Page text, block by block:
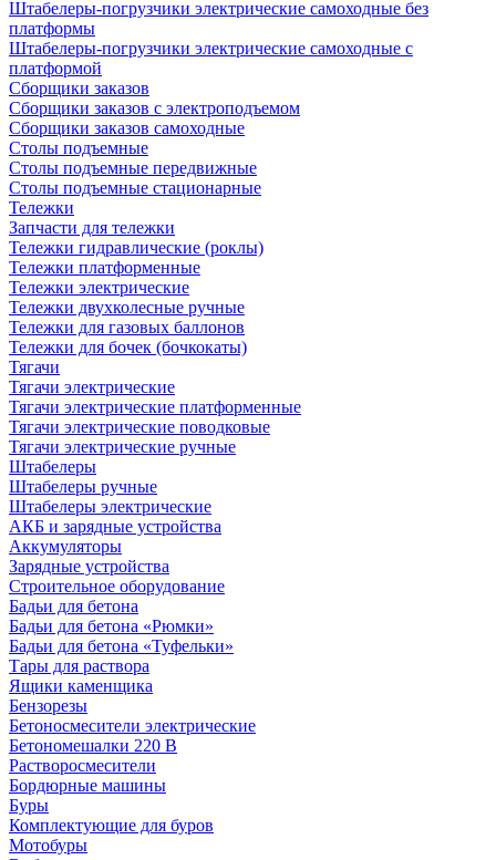
Штабелеры-погрузчики электрические самоходные без
платформы
Штабелеры-погрузчики электрические самоходные с
платформой
Сборщики заказов
Сборщики заказов с электроподъемом
Сборщики заказов самоходные
Столы подъемные
Столы подъемные передвижные
Столы подъемные стационарные
Тележки
Запчасти для тележки
Тележки гидравлические (роклы)
Тележки платформенные
Тележки электрические
Тележки двухколесные ручные
Тележки для газовых баллонов
Тележки для бочек (бочкокаты)
Тягачи
Тягачи электрические
Тягачи электрические платформенные
Тягачи электрические поводковые
Тягачи электрические ручные
Штабелеры
Штабелеры ручные
Штабелеры электрические
АКБ и зарядные устройства
Аккумуляторы
Зарядные устройства
Строительное оборудование
Бадьи для бетона
Бадьи для бетона «Рюмки»
Бадьи для бетона «Туфельки»
Тары для раствора
Ящики каменщика
Бензорезы
Бетоносмесители электрические
Бетономешалки 220 В
Растворосмесители
Бордюрные машины
Буры
Комплектующие для буров
Мотобуры